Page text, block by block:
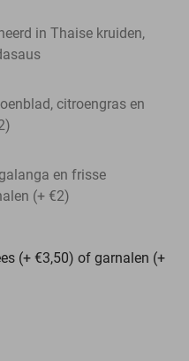
in Thaise kruiden,
citroengras en
en frisse
(+ €2)
(+ €3,50) of garnalen (+